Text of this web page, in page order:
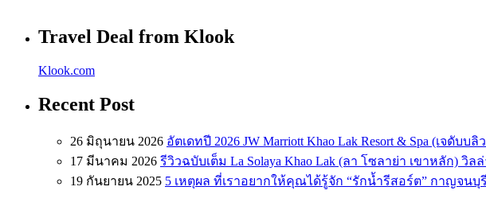
Travel Deal from Klook
Klook.com
Recent Post
26 มิถุนายน 2026 อัตเดทปี 2026 JW Marriott Khao Lak Resort & Spa (เจ
17 มีนาคม 2026 รีวิวฉบับเต็ม La Solaya Khao Lak (ลา โซลาย่า เขาหลัก) วิล
19 กันยายน 2025 5 เหตุผล ที่เราอยากให้คุณได้รู้จัก “รักน้ำรีสอร์ต” กาญจนบุ